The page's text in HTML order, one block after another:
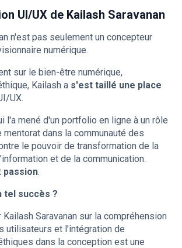
UI/UX de Kailash Saravanan
n'est pas seulement un concepteur
numérique.
sur le bien-être numérique,
Kailash a s'est taillé une place
UX.
l'a mené d'un portfolio en ligne à un rôle
dans la communauté des
le pouvoir de transformation de la
et de la communication.
passion.
tel succès ?
Saravanan sur la compréhension
utilisateurs et l'intégration de
dans la conception est une